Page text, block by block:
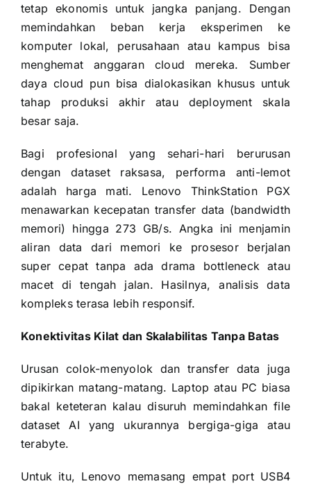
tetap ekonomis untuk jangka panjang. Dengan
memindahkan beban kerja eksperimen ke
komputer lokal, perusahaan atau kampus bisa
menghemat anggaran cloud mereka. Sumber
daya cloud pun bisa dialokasikan khusus untuk
tahap produksi akhir atau deployment skala
besar saja.
Bagi profesional yang sehari-hari berurusan
dengan dataset raksasa, performa anti-lemot
adalah harga mati. Lenovo ThinkStation PGX
menawarkan kecepatan transfer data (bandwidth
memori) hingga 273 GB/s. Angka ini menjamin
aliran data dari memori ke prosesor berjalan
super cepat tanpa ada drama bottleneck atau
macet di tengah jalan. Hasilnya, analisis data
kompleks terasa lebih responsif.
Konektivitas Kilat dan Skalabilitas Tanpa Batas
Urusan colok-menyolok dan transfer data juga
dipikirkan matang-matang. Laptop atau PC biasa
bakal keteteran kalau disuruh memindahkan file
dataset AI yang ukurannya bergiga-giga atau
terabyte.
Untuk itu, Lenovo memasang empat port USB4